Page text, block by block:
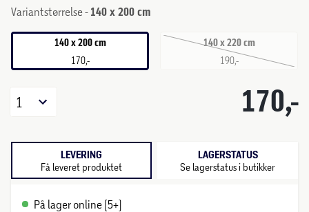
Variantstørrelse - 140 x 200 cm
140 x 200 cm
170,-
140 x 220 cm
190,-
170,-
1
LEVERING
Få leveret produktet
LAGERSTATUS
Se lagerstatus i butikker
På lager online (5+)